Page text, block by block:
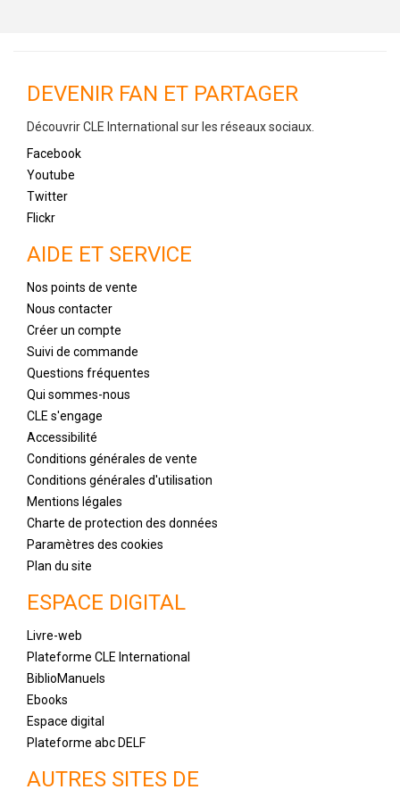
DEVENIR FAN ET PARTAGER
Découvrir CLE International sur les réseaux sociaux.
Facebook
Youtube
Twitter
Flickr
AIDE ET SERVICE
Nos points de vente
Nous contacter
Créer un compte
Suivi de commande
Questions fréquentes
Qui sommes-nous
CLE s'engage
Accessibilité
Conditions générales de vente
Conditions générales d'utilisation
Mentions légales
Charte de protection des données
Paramètres des cookies
Plan du site
ESPACE DIGITAL
Livre-web
Plateforme CLE International
BiblioManuels
Ebooks
Espace digital
Plateforme abc DELF
AUTRES SITES DE